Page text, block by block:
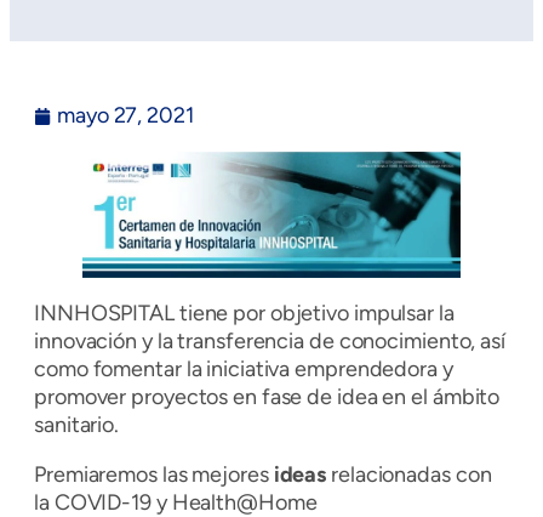
mayo 27, 2021
INNHOSPITAL tiene por objetivo impulsar la
innovación y la transferencia de conocimiento, así
como fomentar la iniciativa emprendedora y
promover proyectos en fase de idea en el ámbito
sanitario.
Premiaremos las mejores ideas relacionadas con
la COVID-19 y Health@Home